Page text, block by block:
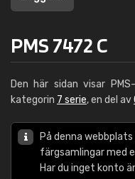
PMS 7472 C
Den här sidan visar
kategorin 7 serie, en del av
På denna webbplats
färgsamlingar med
Har du inget konto